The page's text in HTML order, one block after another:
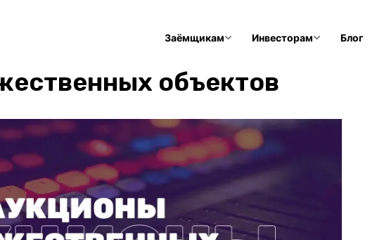
Заёмщикам Инвесторам Блог
объектов